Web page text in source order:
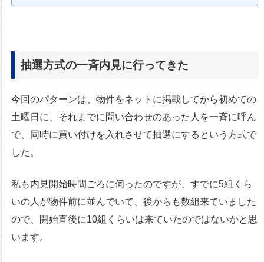
抽選方式の一斉内見に行ってきた
今回のパターンは、物件をネットに掲載してから初めての
土曜日に、それまでに問い合わせのあった人を一斉に呼ん
で、同時に買い付けを入れさせて抽選にするという方式で
した。
私も内見開始時間ごろに伺ったのですが、すでに5組くら
いの人が物件前に並んでいて、後からも数組来ていました
ので、開始直後に10組くらいは来ていたのではないかと思
います。